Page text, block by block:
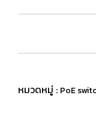
หมวดหมู่ : PoE